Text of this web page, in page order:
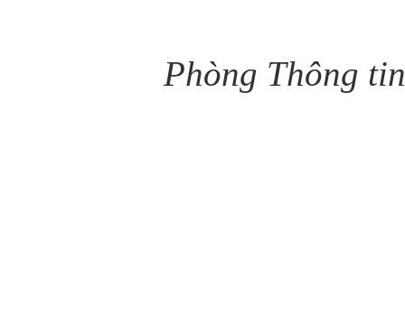
Phòng Thông